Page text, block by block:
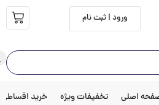
ورود | ثبت نام
اصلی تخفیفات ویژه خرید اقساطی